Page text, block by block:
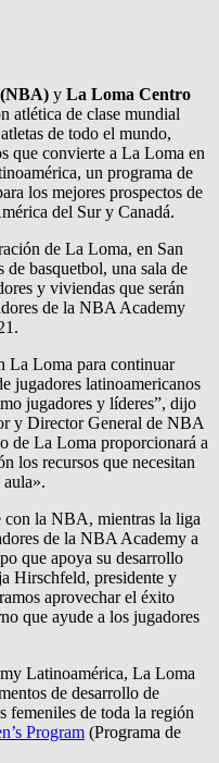
y La Loma Centro
atlética de clase mundial
de todo el mundo,
que convierte a La Loma en
un programa de
los mejores prospectos de
del Sur y Canadá.
de La Loma, en San
basquetbol, una sala de
y viviendas que serán
de la NBA Academy
La Loma para continuar
jugadores latinoamericanos
jugadores y líderes”, dijo
y Director General de NBA
de La Loma proporcionará a
los recursos que necesitan
aula».
con la NBA, mientras la liga
de la NBA Academy a
que apoya su desarrollo
Hirschfeld, presidente y
aprovechar el éxito
que ayude a los jugadores
Latinoamérica, La Loma
de desarrollo de
femeniles de toda la región
Program (Programa de